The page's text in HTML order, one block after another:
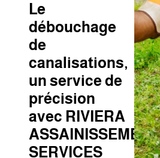
Le
débouchage
de
canalisations,
un service de
précision
avec RIVIERA
ASSAINISSEMENT
SERVICES